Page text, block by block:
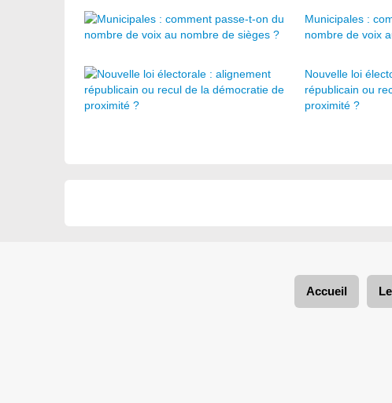
Municipales :
nombre de voix
Nouvelle loi
républicain ou
proximité ?
Accueil